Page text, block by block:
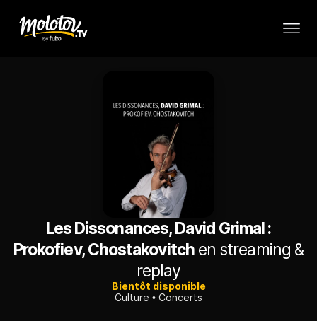
Les Dissonances, David Grimal :
Prokofiev, Chostakovitchen streaming &
replay
Bientôt disponible
Culture
Concerts